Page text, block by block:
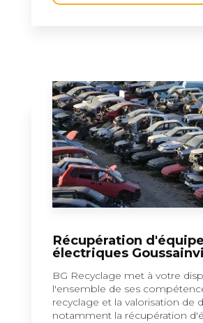
Récupération
électriques
BG Recyclage met à votre
l'ensemble de ses
recyclage et la valorisation de
notamment la récupération